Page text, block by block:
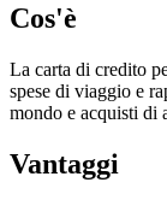
Cos'è
La carta di credito
spese di viaggio e
mondo e acquisti di
Vantaggi